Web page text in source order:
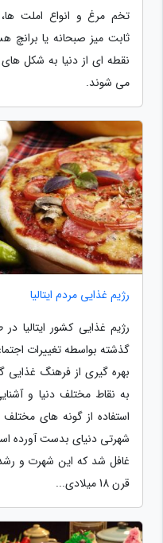
تخم مرغ و انواع املت
ثابت میز صبحانه یا برانچ
نقطه ای از دنیا به شکل
می شوند.
رژیم غذایی مردم ایتالیا
رژیم غذایی کشور ایتالیا
گذشته بواسطه تغییرات
بهره گیری از فرهنگ غذایی
به نقاط مختلف دنیا و
استفاده از گونه های مختلف
شهرتی دنیای بدست آورده
غافل شد که این شهرت و
قرن 18 میلادی...